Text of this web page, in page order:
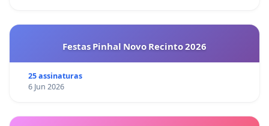
Festas Pinhal Novo Recinto 2026
25 assinaturas
6 Jun 2026